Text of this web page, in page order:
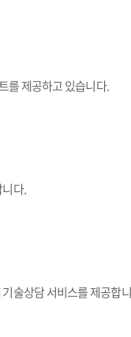
를 제공하고 있습니다.
다.
술상담 서비스를 제공합